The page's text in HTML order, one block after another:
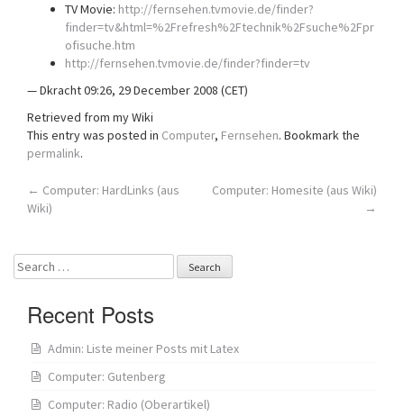
TV Movie: http://fernsehen.tvmovie.de/finder?
finder=tv&html=%2Frefresh%2Ftechnik%2Fsuche%2Fpr
ofisuche.htm
http://fernsehen.tvmovie.de/finder?finder=tv
— Dkracht 09:26, 29 December 2008 (CET)
Retrieved from my Wiki
This entry was posted in Computer, Fernsehen. Bookmark the
permalink.
Post
← Computer: HardLinks (aus
Wiki)
Computer: Homesite (aus Wiki)
→
Search
for:
Recent Posts
Admin: Liste meiner Posts mit Latex
Computer: Gutenberg
Computer: Radio (Oberartikel)